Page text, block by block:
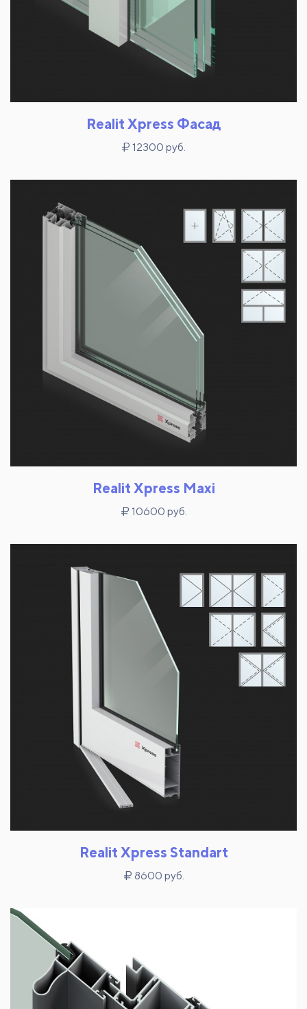
Realit Xpress Фасад
12300 руб.
Realit Xpress Maxi
10600 руб.
Realit Xpress Standart
8600 руб.